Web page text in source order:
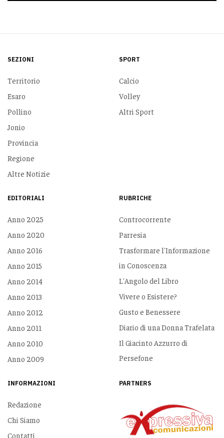
SEZIONI
Territorio
Esaro
Pollino
Jonio
Provincia
Regione
Altre Notizie
SPORT
Calcio
Volley
Altri Sport
EDITORIALI
Anno 2025
Anno 2020
Anno 2016
Anno 2015
Anno 2014
Anno 2013
Anno 2012
Anno 2011
Anno 2010
Anno 2009
RUBRICHE
Controcorrente
Parresia
Trasformare l'Informazione
in Conoscenza
L'Angolo del Libro
Vivere o Esistere?
Gusto e Benessere
Diario di una Donna Trafelata
Il Giacinto Azzurro di
Persefone
INFORMAZIONI
Redazione
Chi Siamo
Contatti
PARTNERS